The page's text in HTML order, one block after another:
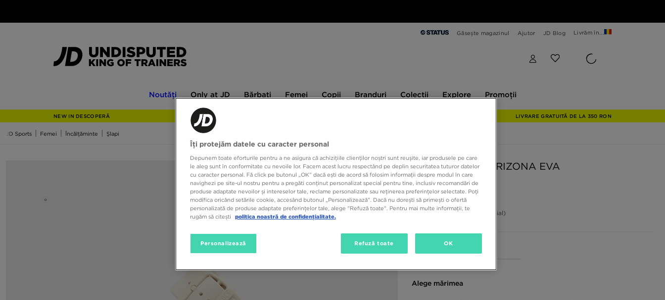
Găsește magazinul Ajutor JD Blog Livrăm în...
Noutăți
at
Only at JD Bărbați Femei Copii Branduri Colecții Explore Promoții
NEW IN DESCOPERĂ LIVRARE GRATUITĂ DE LA 350 RON
JD Sports Femei Încălțăminte Șlapi
BIRKENSTOCK ARIZONA EVA
229,99 RON
-18% (Prețul inițial)
Culori disponibile
Alege mărimea
Îți protejăm datele cu caracter personal
Depunem toate eforturile pentru a ne asigura că achizițiile clienților noștri sunt reușite, iar produsele pe care
le aleg sunt în conformitate cu nevoile lor. Facem acest lucru respectând pe deplin securitatea tuturor datelor
cu caracter personal. Fă click pe butonul „OK” dacă ești de acord să folosim informații despre modul în care
navighezi pe site-ul nostru pentru a pregăti conținut personalizat special pentru tine, inclusiv recomandări de
produse adaptate nevoilor și intereselor tale, reclame personalizate sau reținerea preferințelor selectate. Poți
modifica oricând setările cookie, accesând butonul „Personalizează”. Dacă nu dorești să primești o ofertă
personalizată de produse adaptate preferințelor tale, alege "Refuză toate". Pentru mai multe informații, te
rugăm să citești
politica noastră de confidențialitate.
Personalizează Refuză toate OK